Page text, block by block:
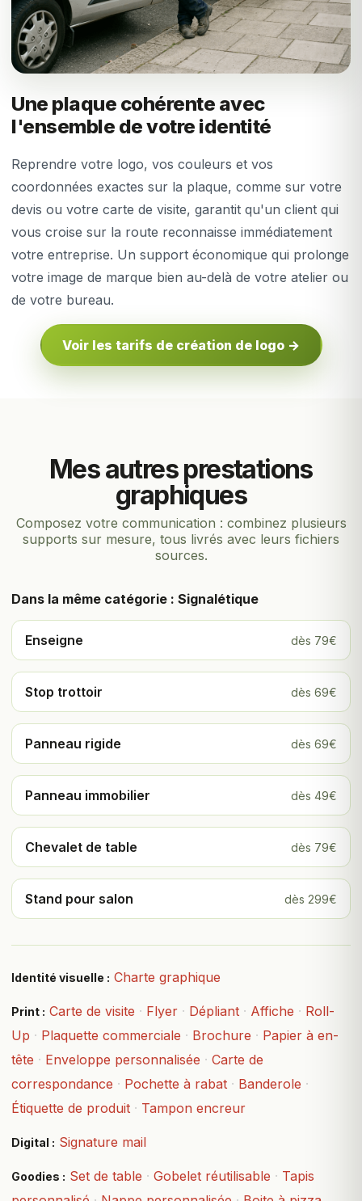
Une plaque cohérente avec
l'ensemble de votre identité
Reprendre votre logo, vos couleurs et vos
coordonnées exactes sur la plaque, comme sur votre
devis ou votre carte de visite, garantit qu'un client qui
vous croise sur la route reconnaisse immédiatement
votre entreprise. Un support économique qui prolonge
votre image de marque bien au-delà de votre atelier ou
de votre bureau.
Voir les tarifs de création de logo →
Mes autres prestations
graphiques
Composez votre communication : combinez plusieurs
supports sur mesure, tous livrés avec leurs fichiers
sources.
Dans la même catégorie : Signalétique
Enseigne dès 79€
Stop trottoir dès 69€
Panneau rigide dès 69€
Panneau immobilier dès 49€
Chevalet de table dès 79€
Stand pour salon dès 299€
Identité visuelle : Charte graphique
Print : Carte de visite · Flyer · Dépliant · Affiche · Roll-
Up · Plaquette commerciale · Brochure · Papier à en-
tête · Enveloppe personnalisée · Carte de
correspondance · Pochette à rabat · Banderole ·
Étiquette de produit · Tampon encreur
Digital : Signature mail
Goodies : Set de table · Gobelet réutilisable · Tapis